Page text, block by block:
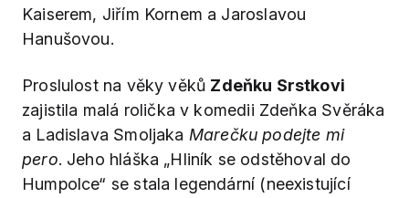
Kaiserem, Jiřím Kornem a Jaroslavou
Hanušovou.
Proslulost na věky věků Zdeňku Srstkovi
zajistila malá rolička v komedii Zdeňka Svěráka
a Ladislava Smoljaka Marečku podejte mi
pero. Jeho hláška „Hliník se odstěhoval do
Humpolce“ se stala legendární (neexistující